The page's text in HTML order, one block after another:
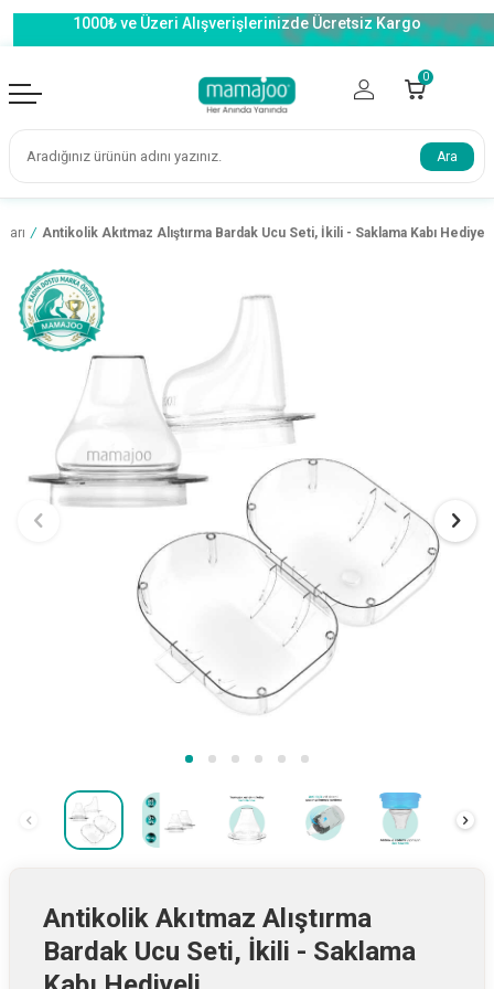
1000₺ ve Üzeri Alışverişlerinizde Ücretsiz Kargo
0
Ara
/ Antikolik Akıtmaz Alıştırma Bardak Ucu Seti, İkili - Saklama Kabı Hediyeli
Antikolik Akıtmaz Alıştırma
Bardak Ucu Seti, İkili - Saklama